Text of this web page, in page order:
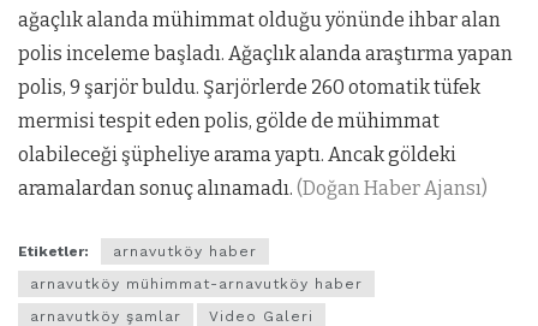
ağaçlık alanda mühimmat olduğu yönünde ihbar alan
polis inceleme başladı. Ağaçlık alanda araştırma yapan
polis, 9 şarjör buldu. Şarjörlerde 260 otomatik tüfek
mermisi tespit eden polis, gölde de mühimmat
olabileceği şüpheliye arama yaptı. Ancak göldeki
aramalardan sonuç alınamadı. (Doğan Haber Ajansı)
Etiketler:
arnavutköy haber
arnavutköy mühimmat-arnavutköy haber
arnavutköy şamlar
Video Galeri